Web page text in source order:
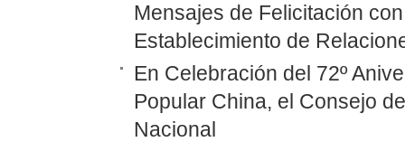
Mensajes de Felicitación
Establecimiento de
En Celebración del 72º
Popular China, el Consejo
Nacional